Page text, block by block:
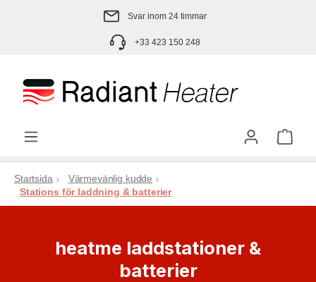
Hoppa till huvudinnehållSvar inom 24 timmar
+33 423 150 248
Startsida
Värmevänlig kudde
Stations för laddning & batterier
heatme laddstationer &
batterier